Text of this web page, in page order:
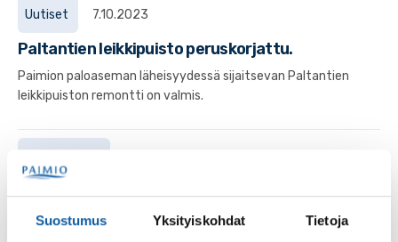
Suostumus Yksityiskohdat Tietoja
Uutiset 7.10.2023
Paltantien leikkipuisto peruskorjattu.
Paimion paloaseman läheisyydessä sijaitsevan Paltantien
leikkipuiston remontti on valmis.
Paimion urheilupuisto sijaitsee noin kilometrin päässä